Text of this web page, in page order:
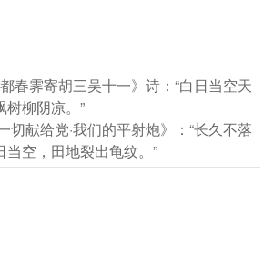
春霁寄胡三吴十一》诗：“白日当空天
树柳阴凉。”
切献给党·我们的平射炮》：“长久不落
当空，田地裂出龟纹。”